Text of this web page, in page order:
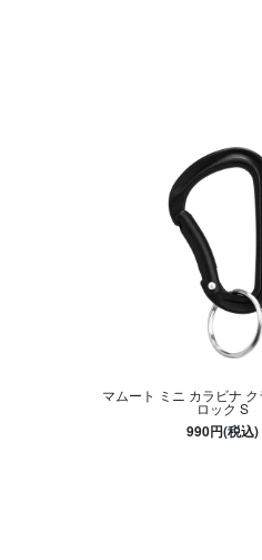
マムート ミニ カラビナ
ロック S
990円(税込)